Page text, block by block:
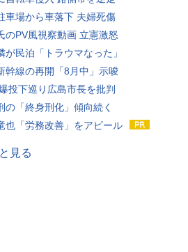
車場から車落下 夫婦死傷
のPV風視察動画 立憲激怒
が民泊「トラウマなった」
幹線の再開「8月中」示唆
投下巡り広島市長を批判
の「終身刑化」傾向続く
也「労務改善」をアピール
見る